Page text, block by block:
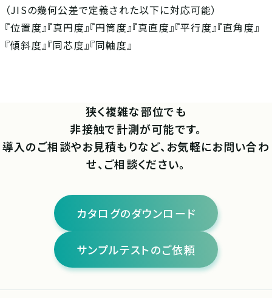
（JISの幾何公差で定義された以下に対応可能）
『位置度』『真円度』『円筒度』『真直度』『平行度』『直角度』
『傾斜度』『同芯度』『同軸度』
狭く複雑な部位でも
非接触で計測が可能です。
導入のご相談やお見積もりなど、お気軽にお問い合わ
せ、ご相談ください。
カタログのダウンロード
サンプルテストのご依頼